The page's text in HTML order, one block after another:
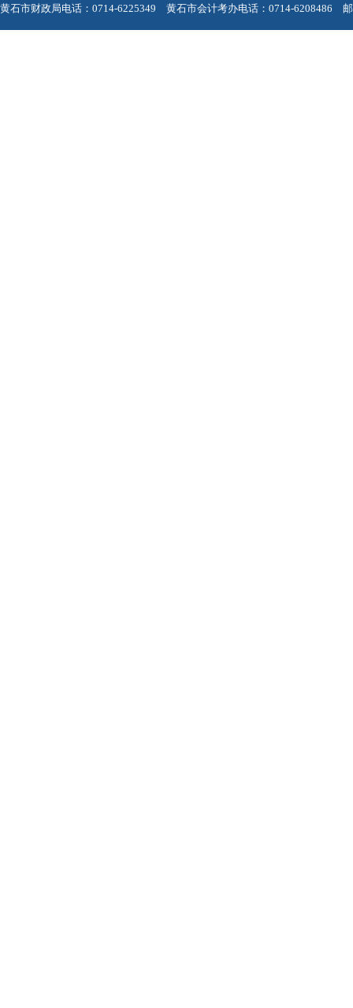
黄石市财政局电话：0714-6225349 黄石市会计考办电话：0714-6208486